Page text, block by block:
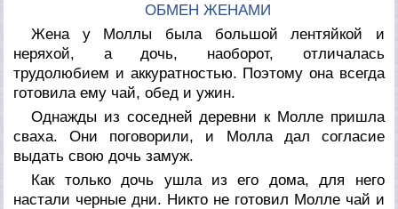
ОБМЕН ЖЕНАМИ
Жена у Моллы была большой лентяйкой и
неряхой, а дочь, наоборот, отличалась
трудолюбием и аккуратностью. Поэтому она всегда
готовила ему чай, обед и ужин.
Однажды из соседней деревни к Молле пришла
сваха. Они поговорили, и Молла дал согласие
выдать свою дочь замуж.
Как только дочь ушла из его дома, для него
настали черные дни. Никто не готовил Молле чай и